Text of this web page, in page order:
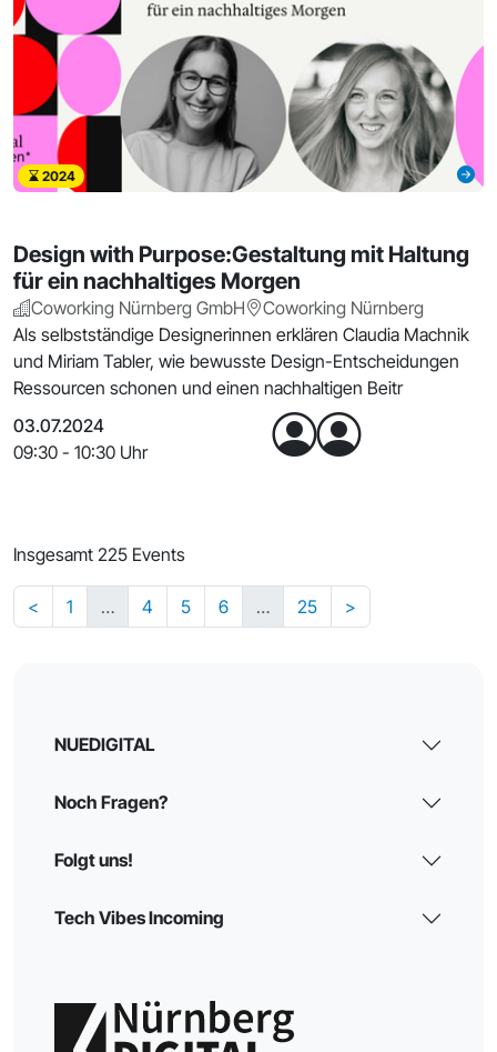
2024
Design with Purpose:Gestaltung mit Haltung
für ein nachhaltiges Morgen
Coworking Nürnberg GmbH
Coworking Nürnberg
Als selbstständige Designerinnen erklären Claudia Machnik
und Miriam Tabler, wie bewusste Design-Entscheidungen
Ressourcen schonen und einen nachhaltigen Beitr
03.07.2024
09:30 - 10:30 Uhr
Insgesamt 225 Events
< 1 … 4 5 6 … 25 >
NUEDIGITAL
Noch Fragen?
Folgt uns!
Tech Vibes Incoming